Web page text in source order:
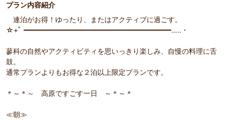
プラン内容紹介
連泊がお得！ゆったり、またはアクティブに過ごす。
☆+ﾟ ━━━━━━━━━━━━━━━━━━━━━…‥・
蓼科の自然やアクティビティを思いっきり楽しみ、自慢の料理に舌
鼓。
通常プランよりもお得な２泊以上限定プランです。
＊～＊～ 高原ですごす一日 ～＊～＊
≪朝≫